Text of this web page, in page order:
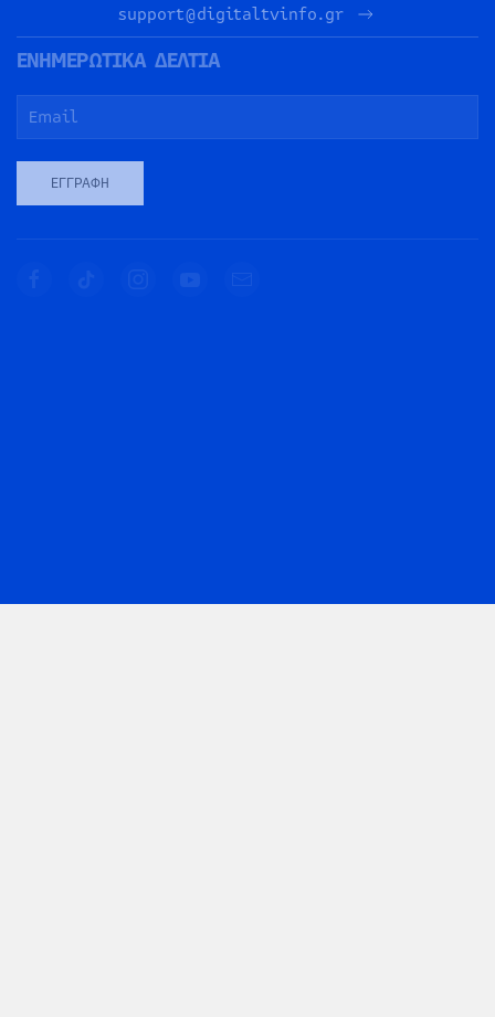
support@digitaltvinfo.gr
ΕΝΗΜΕΡΩΤΙΚΑ ΔΕΛΤΙΑ
ΕΓΓΡΑΦΉ